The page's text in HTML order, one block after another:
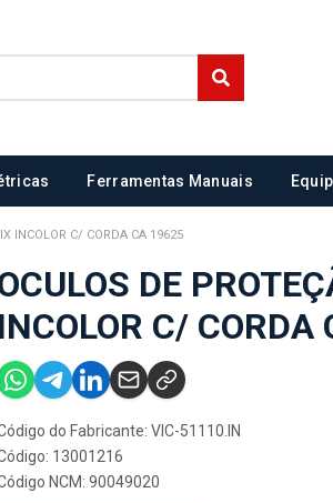
Ferramentas Manuais
INCOLOR C/ CORDA CA 19625
DE
INCOLOR C/ CORDA
do Fabricante: VIC-51110.IN
13001216
NCM: 90049020